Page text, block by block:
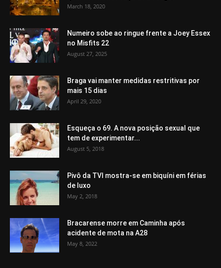
March 18, 2020
Numeiro sobe ao ringue frente a Joey Essex
no Misfits 22
August 27, 2025
Braga vai manter medidas restritivas por
mais 15 dias
April 29, 2020
Esqueça o 69. A nova posição sexual que
tem de experimentar...
August 5, 2018
Pivô da TVI mostra-se em biquíni em férias
de luxo
May 2, 2018
Bracarense morre em Caminha após
acidente de mota na A28
May 8, 2022